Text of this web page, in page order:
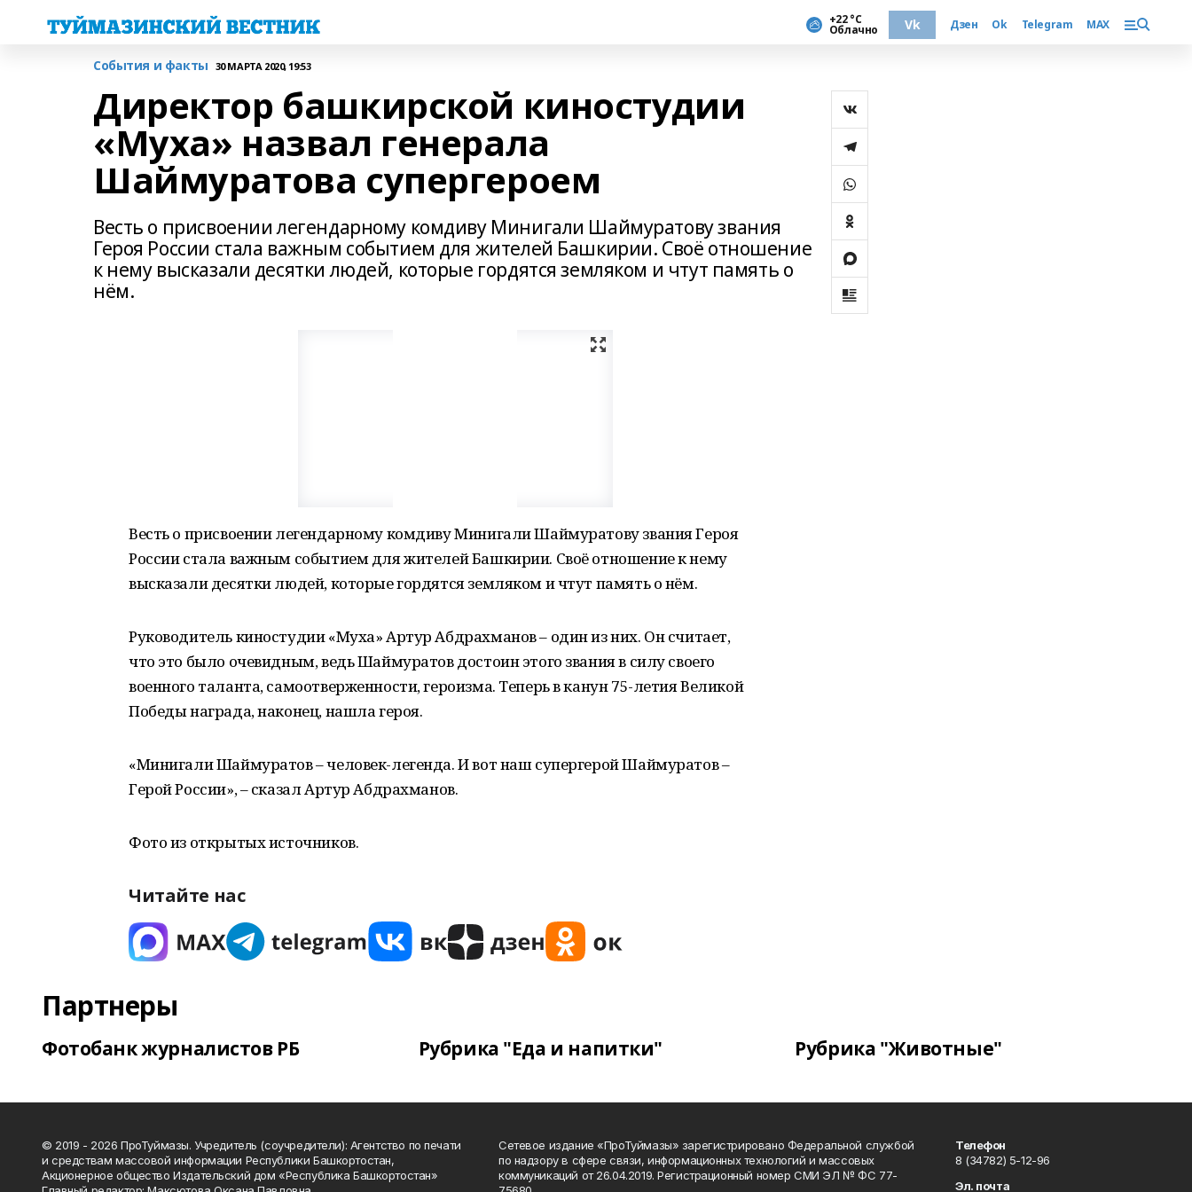
+22 °С
Облачно Vk Дзен Ok Telegram MAX
События и факты 30 МАРТА 2020, 19:53
Директор башкирской киностудии
«Муха» назвал генерала
Шаймуратова супергероем
Весть о присвоении легендарному комдиву Минигали Шаймуратову звания
Героя России стала важным событием для жителей Башкирии. Своё отношение
к нему высказали десятки людей, которые гордятся земляком и чтут память о
нём.
Весть о присвоении легендарному комдиву Минигали Шаймуратову звания Героя
России стала важным событием для жителей Башкирии. Своё отношение к нему
высказали десятки людей, которые гордятся земляком и чтут память о нём.
Руководитель киностудии «Муха» Артур Абдрахманов – один из них. Он считает,
что это было очевидным, ведь Шаймуратов достоин этого звания в силу своего
военного таланта, самоотверженности, героизма. Теперь в канун 75-летия Великой
Победы награда, наконец, нашла героя.
«Минигали Шаймуратов – человек-легенда. И вот наш супергерой Шаймуратов –
Герой России», – сказал Артур Абдрахманов.
Фото из открытых источников.
Читайте нас
Партнеры
Фотобанк журналистов РБ Рубрика "Еда и напитки" Рубрика "Животные"
© 2019 - 2026 ПроТуймазы. Учредитель (соучредители): Агентство по печати
и средствам массовой информации Республики Башкортостан,
Акционерное общество Издательский дом «Республика Башкортостан»
Сетевое издание «ПроТуймазы» зарегистрировано Федеральной службой
по надзору в сфере связи, информационных технологий и массовых
коммуникаций от 26.04.2019. Регистрационный номер СМИ ЭЛ № ФС 77-
Телефон
8 (34782) 5-12-96
Эл. почта